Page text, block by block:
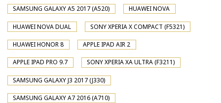
SAMSUNG GALAXY A5 2017 (A520) HUAWEI NOVA
HUAWEI NOVA DUAL SONY XPERIA X COMPACT (F5321)
HUAWEI HONOR 8 APPLE IPAD AIR 2
APPLE IPAD PRO 9.7 SONY XPERIA XA ULTRA (F3211)
SAMSUNG GALAXY J3 2017 (J330)
SAMSUNG GALAXY A7 2016 (A710)